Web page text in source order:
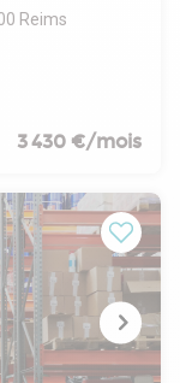
Reims
composé de 576
3 430 €/mois